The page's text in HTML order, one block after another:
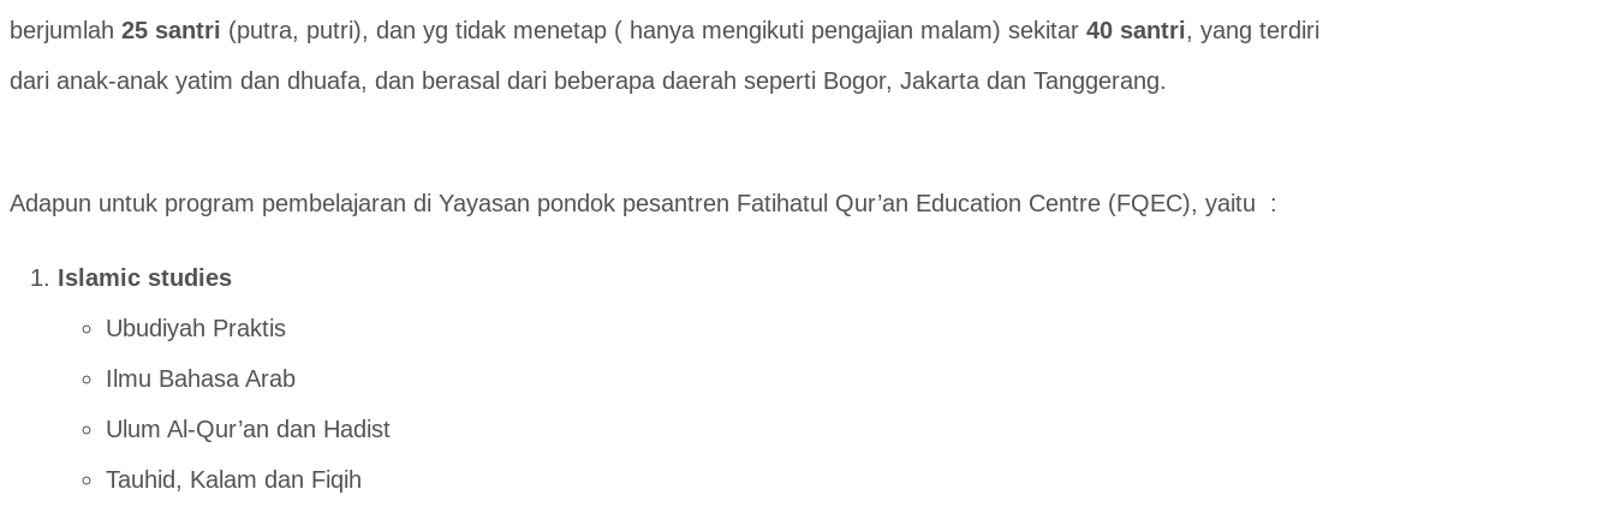
berjumlah 25 santri (putra, putri), dan yg tidak menetap ( hanya mengikuti pengajian malam) sekitar 40 santri, yang terdiri
dari anak-anak yatim dan dhuafa, dan berasal dari beberapa daerah seperti Bogor, Jakarta dan Tanggerang.
Adapun untuk program pembelajaran di Yayasan pondok pesantren Fatihatul Qur’an Education Centre (FQEC), yaitu :
Islamic studies
Ubudiyah Praktis
Ilmu Bahasa Arab
Ulum Al-Qur’an dan Hadist
Tauhid, Kalam dan Fiqih